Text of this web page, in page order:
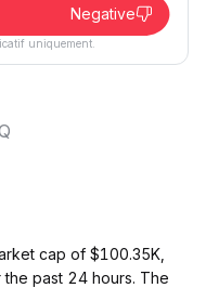
Negative
uniquement.
cap of $100.35K,
past 24 hours. The